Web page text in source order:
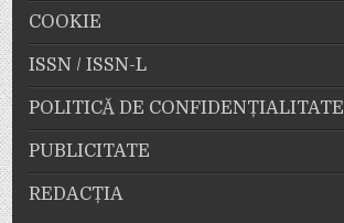
COOKIE
ISSN / ISSN-L
POLITICĂ DE CONFIDENȚIALITATE
PUBLICITATE
REDACȚIA